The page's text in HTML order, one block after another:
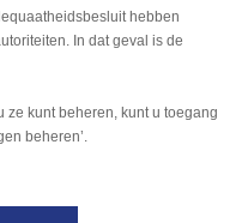
hebben
In dat geval is de
kunt beheren, kunt u toegang
beheren’.